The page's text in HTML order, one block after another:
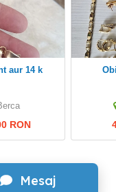
Mesaj
aur 14 k
RON